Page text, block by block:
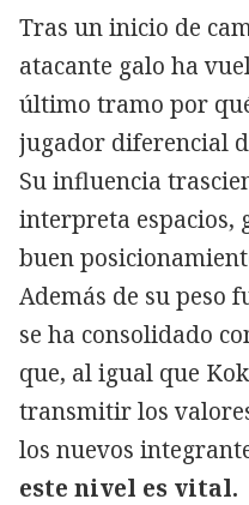
Tras un inicio de
atacante galo ha
último tramo por
jugador diferencial
Su influencia
interpreta espacios,
buen
Además de su peso
se ha consolidado
que, al igual que
transmitir los
los nuevos
este nivel es vital.